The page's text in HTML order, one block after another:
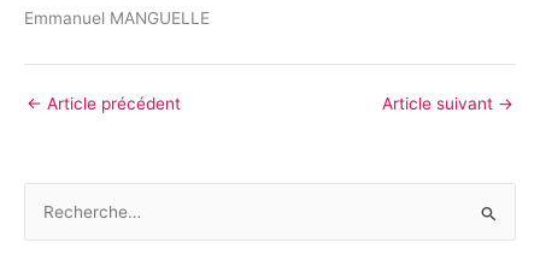
Emmanuel MANGUELLE
← Article précédent Article suivant →